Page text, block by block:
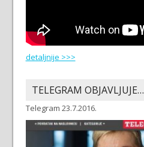
detaljnije >>>
TELEGRAM OBJAVLJUJE…
Telegram 23.7.2016.